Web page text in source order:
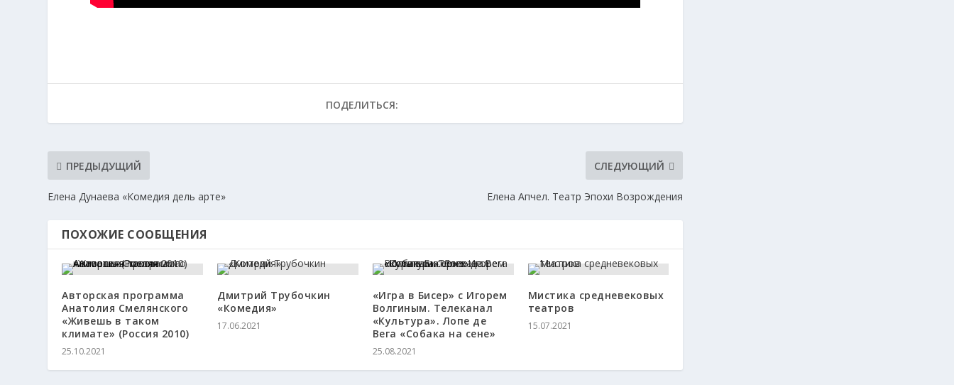
ПОДЕЛИТЬСЯ:
ПРЕДЫДУЩИЙ
Елена Дунаева «Комедия дель арте»
СЛЕДУЮЩИЙ
Елена Апчел. Театр Эпохи Возрождения
ПОХОЖИЕ СООБЩЕНИЯ
Авторская программа
Анатолия Смелянского
«Живешь в таком
климате» (Россия 2010)
25.10.2021
Дмитрий Трубочкин
«Комедия»
17.06.2021
«Игра в Бисер» с Игорем
Волгиным. Телеканал
«Культура». Лопе де
Вега «Собака на сене»
25.08.2021
Мистика средневековых
театров
15.07.2021